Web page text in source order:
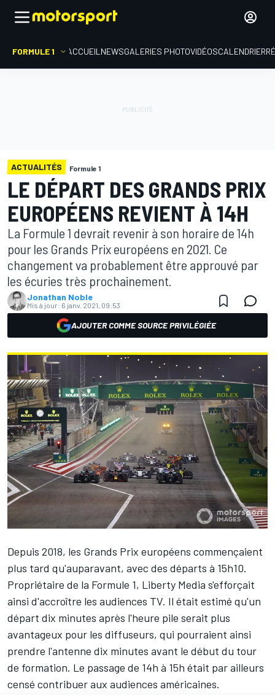
FORMULE 1 ACCUEIL NEWSGALERIES PHOTOVIDÉOSCALENDRIER
ACTUALITÉS Formule 1
LE DÉPART DES GRANDS PRIX
EUROPÉENS REVIENT À 14H
La Formule 1 devrait revenir à son horaire de 14h
pour les Grands Prix européens en 2021. Ce
changement va probablement être approuvé par
les écuries très prochainement.
Jonathan Noble
Mis à jour: 6 janv. 2021, 09:53
AJOUTER COMME SOURCE PRIVILÉGIÉE
Depuis 2018, les Grands Prix européens commençaient
plus tard qu'auparavant, avec des départs à 15h10.
Propriétaire de la Formule 1, Liberty Media s'efforçait
ainsi d'accroître les audiences TV. Il était estimé qu'un
départ dix minutes après l'heure pile serait plus
avantageux pour les diffuseurs, qui pourraient ainsi
prendre l'antenne dix minutes avant le début du tour
de formation. Le passage de 14h à 15h était par ailleurs
censé contribuer aux audiences américaines.